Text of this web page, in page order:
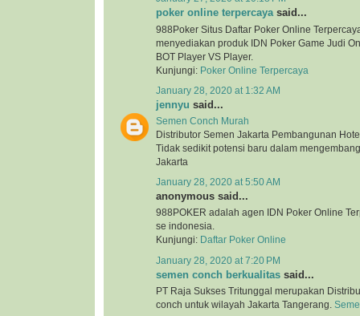
poker online terpercayasaid...
988Poker Situs Daftar Poker Online
menyediakan produk IDN Poker Game Judi
BOT Player VS Player.
Kunjungi: Poker Online Terpercaya
January 28, 2020 at 1:32 AM
jennyu said...
Semen Conch Murah
Distributor Semen Jakarta Pembangunan
Tidak sedikit potensi baru dalam
Jakarta
January 28, 2020 at 5:50 AM
anonymous said...
988POKER adalah agen IDN Poker Online
se indonesia.
Kunjungi:
Daftar Poker Online
January 28, 2020 at 7:20 PM
semen conch berkualitas said...
PT Raja Sukses Tritunggal merupakan
conch untuk wilayah Jakarta Tangerang.